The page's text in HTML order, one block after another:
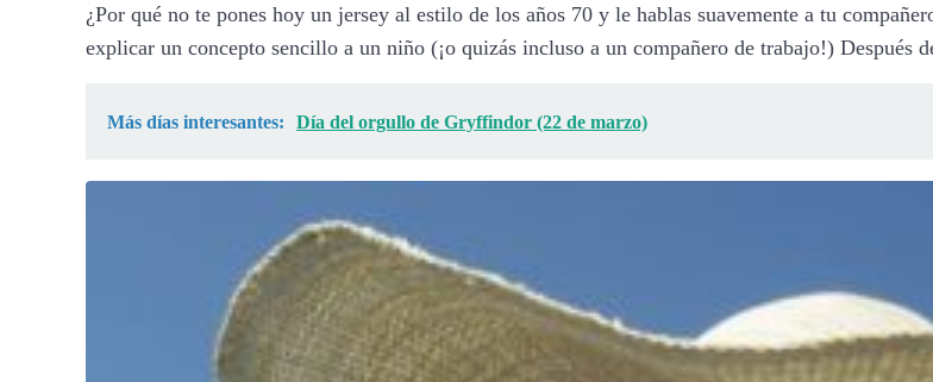
¿Por qué no te pones hoy un jersey al estilo de los años 70 y le hablas suavemente a tu
explicar un concepto sencillo a un niño (¡o quizás incluso a un compañero de trabajo!) Después
Más días interesantes: Día del orgullo de Gryffindor (22 de marzo)